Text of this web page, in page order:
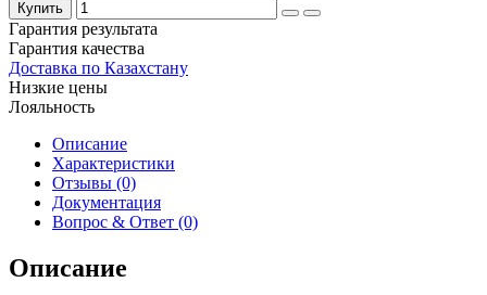
Купить
Гарантия результата
Гарантия качества
Доставка по Казахстану
Низкие цены
Лояльность
Описание
Характеристики
Отзывы (0)
Документация
Вопрос & Ответ (0)
Описание